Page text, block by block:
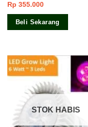
Rp 355.000
Beli Sekarang
STOK HABIS